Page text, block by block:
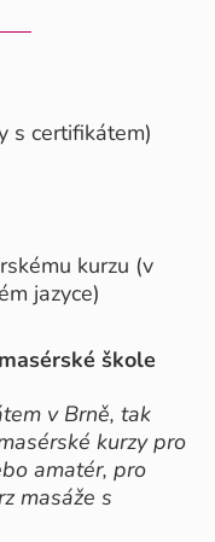
s certifikátem)
kurzu (v
jazyce)
škole
v Brně, tak
kurzy pro
amatér, pro
masáže s